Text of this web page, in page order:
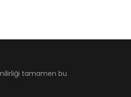
tamamen bu